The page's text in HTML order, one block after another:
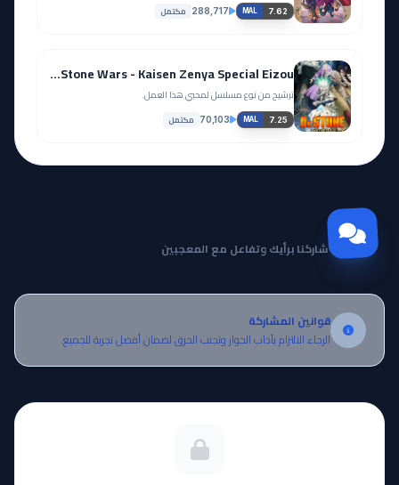
MAL 7.62
288,717 مكتمل
Dr. Stone: Stone Wars - Kaisen Zenya Special Eizou
ترشيح من نوع مسلسل لمحبي هذا العمل.
MAL 7.25
70,103 مكتمل
مجتمع Otanyuu
شاركنا برأيك وتفاعل مع المعجبين
قوانين المشاركة
الرجاء الالتزام بآداب الحوار وتجنب الحرق لضمان أفضل تجربة للجميع.